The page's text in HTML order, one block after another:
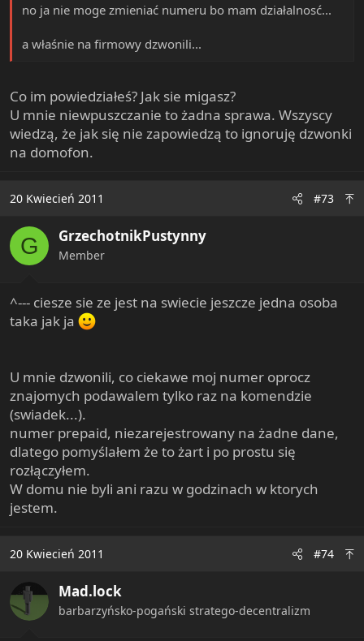
no ja nie moge zmieniać numeru bo mam działalnosć...
a właśnie na firmowy dzwonili...
Co im powiedziałeś? Jak sie migasz?
U mnie niewpuszczanie to żadna sprawa. Wszyscy
wiedzą, że jak się nie zapowiedzą to ignoruję dzwonki
na domofon.
20 Kwiecień 2011 #73
G GrzechotnikPustynny
Member
^--- ciesze sie ze jest na swiecie jeszcze jedna osoba
taka jak ja
U mnie dzwonili, co ciekawe moj numer oprocz
znajomych podawalem tylko raz na komendzie
(swiadek...).
numer prepaid, niezarejestrowany na żadne dane,
dlatego pomyślałem że to żart i po prostu się
rozłączyłem.
W domu nie byli ani razu w godzinach w ktorych
jestem.
20 Kwiecień 2011 #74
Mad.lock
barbarzyńsko-pogański stratego-decentralizm